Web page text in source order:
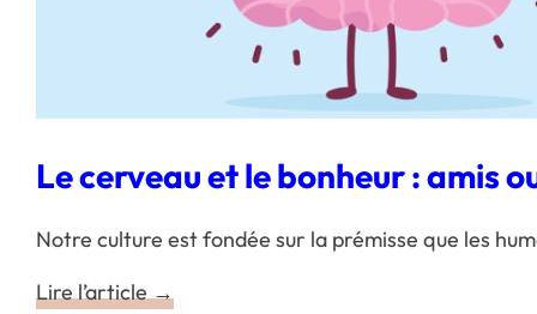
Le cerveau et le bonheur : amis
Notre culture est fondée sur la prémisse que les
Lire l’article →